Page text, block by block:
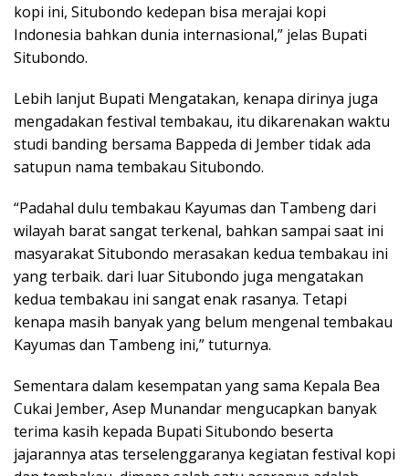
kopi ini, Situbondo kedepan bisa merajai kopi
Indonesia bahkan dunia internasional,” jelas Bupati
Situbondo.
Lebih lanjut Bupati Mengatakan, kenapa dirinya juga
mengadakan festival tembakau, itu dikarenakan waktu
studi banding bersama Bappeda di Jember tidak ada
satupun nama tembakau Situbondo.
“Padahal dulu tembakau Kayumas dan Tambeng dari
wilayah barat sangat terkenal, bahkan sampai saat ini
masyarakat Situbondo merasakan kedua tembakau ini
yang terbaik. dari luar Situbondo juga mengatakan
kedua tembakau ini sangat enak rasanya. Tetapi
kenapa masih banyak yang belum mengenal tembakau
Kayumas dan Tambeng ini,” tuturnya.
Sementara dalam kesempatan yang sama Kepala Bea
Cukai Jember, Asep Munandar mengucapkan banyak
terima kasih kepada Bupati Situbondo beserta
jajarannya atas terselenggaranya kegiatan festival kopi